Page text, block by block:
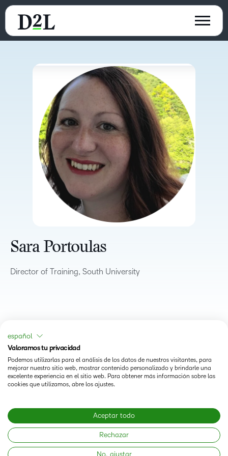
Sara Portoulas
Director of Training, South University
Status
Modern Slavery Statement
español
Valoramos tu privacidad
Podemos utilizarlas para el análisis de los datos de nuestros visitantes, para
mejorar nuestro sitio web, mostrar contenido personalizado y brindarle una
excelente experiencia en el sitio web. Para obtener más información sobre las
cookies que utilizamos, abre los ajustes.
Aceptar todo
Rechazar
No, ajustar